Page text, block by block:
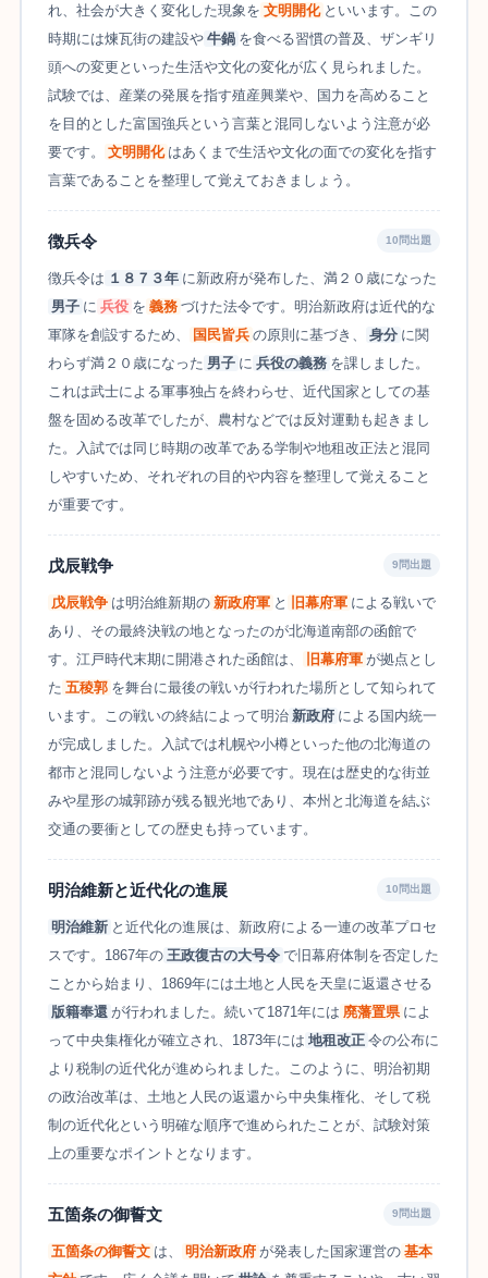
れ、社会が大きく変化した現象を 文明開化 といいます。この
時期には煉瓦街の建設や 牛鍋 を食べる習慣の普及、ザンギリ
頭への変更といった生活や文化の変化が広く見られました。
試験では、産業の発展を指す殖産興業や、国力を高めること
を目的とした富国強兵という言葉と混同しないよう注意が必
要です。
文明開化 はあくまで生活や文化の面での変化を指す
言葉であることを整理して覚えておきましょう。
徴兵令 10問出題
徴兵令は １８７３年 に新政府が発布した、満２０歳になった
男子 に 兵役 を 義務 づけた法令です。明治新政府は近代的な
軍隊を創設するため、
国民皆兵 の原則に基づき、 身分 に関
わらず満２０歳になった 男子 に 兵役の義務 を課しました。
これは武士による軍事独占を終わらせ、近代国家としての基
盤を固める改革でしたが、農村などでは反対運動も起きまし
た。入試では同じ時期の改革である学制や地租改正法と混同
しやすいため、それぞれの目的や内容を整理して覚えること
が重要です。
戊辰戦争 9問出題
戊辰戦争 は明治維新期の 新政府軍 と 旧幕府軍 による戦いで
あり、その最終決戦の地となったのが北海道南部の函館で
す。江戸時代末期に開港された函館は、
旧幕府軍 が拠点とし
た 五稜郭 を舞台に最後の戦いが行われた場所として知られて
います。この戦いの終結によって明治 新政府 による国内統一
が完成しました。入試では札幌や小樽といった他の北海道の
都市と混同しないよう注意が必要です。現在は歴史的な街並
みや星形の城郭跡が残る観光地であり、本州と北海道を結ぶ
交通の要衝としての歴史も持っています。
明治維新と近代化の進展 10問出題
明治維新 と近代化の進展は、新政府による一連の改革プロセ
スです。1867年の 王政復古の大号令 で旧幕府体制を否定した
ことから始まり、1869年には土地と人民を天皇に返還させる
版籍奉還 が行われました。続いて1871年には 廃藩置県 によ
って中央集権化が確立され、1873年には 地租改正 令の公布に
より税制の近代化が進められました。このように、明治初期
の政治改革は、土地と人民の返還から中央集権化、そして税
制の近代化という明確な順序で進められたことが、試験対策
上の重要なポイントとなります。
五箇条の御誓文 9問出題
五箇条の御誓文 は、 明治新政府 が発表した国家運営の 基本